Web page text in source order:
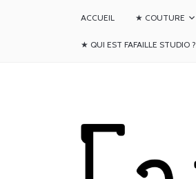
ACCUEIL ★ COUTURE
★ QUI EST FAFAILLE STUDIO ?